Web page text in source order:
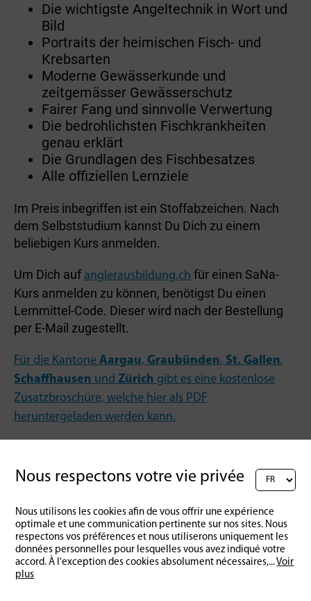
Die wichtigste Angel­technik in Wort und
Bild
Portraits der heimischen Fisch- und
Krebsarten
Moderne Gewässerkunde und
zeitgemässer Gewässerschutz
Fairer Fang und sinnvolle Verwertung
Die bedrohlichsten Fisch­krankheiten
genau erklärt
Die Grundlagen des Fischbesatzes
Alle offiziellen Lernziele
Im Preis inbegriffen ist ein Stoffabzeichen. Nach
dem Selbststudium kannst Du Dich zu einem
beliebigen Kurs anmelden.
Um Dich auf anglerausbildung.ch für einen SaNa-
Kurs anmelden zu können, benötigst Du einen
Lernmittel-Code. Dieser wird nach der Bestellung
per E-Mail zugestellt.
Für die Kantone Aargau, Graubünden, St. Gallen,
Schaffhausen und Zürich gibt es eine kostenlose
Zusatzbroschüre, welche hier als PDF
heruntergeladen werden kann.
Retour à l'aperçu
Nous respectons votre vie privée
Nous utilisons les cookies afin de vous offrir une expérience
optimale et une communication pertinente sur nos sites. Nous
respectons vos préférences et nous utiliserons uniquement les
données personnelles pour lesquelles vous avez indiqué votre
accord. À l'exception des cookies absolument nécessaires,...Voir
plus